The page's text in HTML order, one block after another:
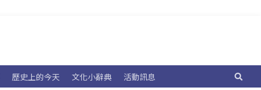
歷史上的今天 文化小辭典 活動訊息